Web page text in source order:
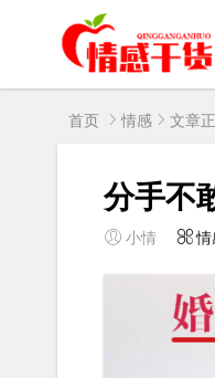
首页 情感 文章
分手不
小情